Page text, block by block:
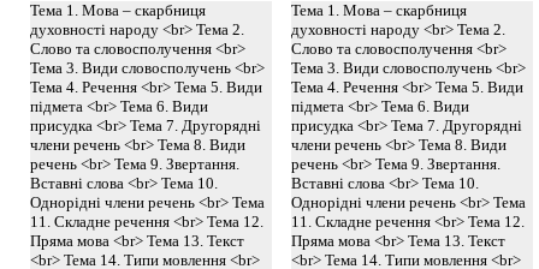
Тема 1. Мова – скарбниця
духовності народу <br> Тема 2.
Слово та словосполучення <br>
Тема 3. Види словосполучень <br>
Тема 4. Речення <br> Тема 5. Види
підмета <br> Тема 6. Види
присудка <br> Тема 7. Другорядні
члени речень <br> Тема 8. Види
речень <br> Тема 9. Звертання.
Вставні слова <br> Тема 10.
Однорідні члени речень <br> Тема
11. Складне речення <br> Тема 12.
Пряма мова <br> Тема 13. Текст
<br> Тема 14. Типи мовлення <br>
Тема 1. Мова – скарбниця
духовності народу <br> Тема 2.
Слово та словосполучення <br>
Тема 3. Види словосполучень <br>
Тема 4. Речення <br> Тема 5. Види
підмета <br> Тема 6. Види
присудка <br> Тема 7. Другорядні
члени речень <br> Тема 8. Види
речень <br> Тема 9. Звертання.
Вставні слова <br> Тема 10.
Однорідні члени речень <br> Тема
11. Складне речення <br> Тема 12.
Пряма мова <br> Тема 13. Текст
<br> Тема 14. Типи мовлення <br>